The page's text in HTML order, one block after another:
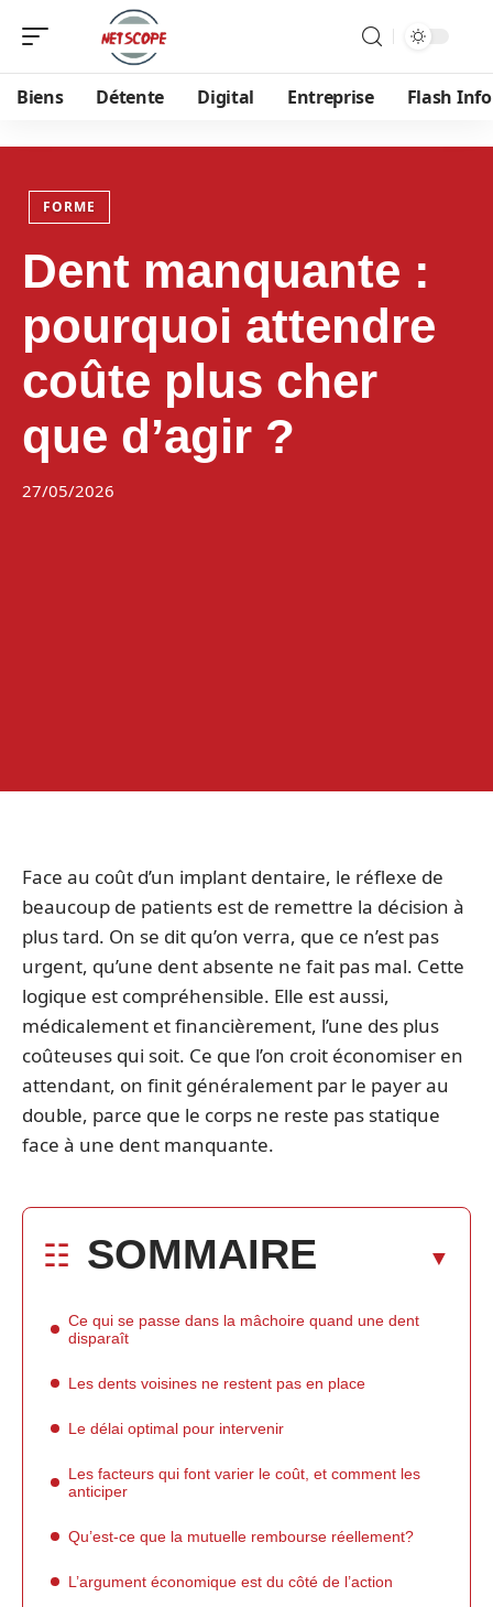
Biens Détente Digital Entreprise Flash Info
FORME
Dent manquante :
pourquoi attendre
coûte plus cher
que d’agir ?
27/05/2026
Face au coût d’un implant dentaire, le réflexe de
beaucoup de patients est de remettre la décision à
plus tard. On se dit qu’on verra, que ce n’est pas
urgent, qu’une dent absente ne fait pas mal. Cette
logique est compréhensible. Elle est aussi,
médicalement et financièrement, l’une des plus
coûteuses qui soit. Ce que l’on croit économiser en
attendant, on finit généralement par le payer au
double, parce que le corps ne reste pas statique
face à une dent manquante.
SOMMAIRE
Ce qui se passe dans la mâchoire quand une dent
disparaît
Les dents voisines ne restent pas en place
Le délai optimal pour intervenir
Les facteurs qui font varier le coût, et comment les
anticiper
Qu’est-ce que la mutuelle rembourse réellement?
L’argument économique est du côté de l’action